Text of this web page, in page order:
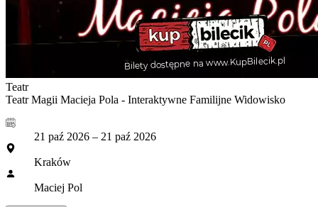
Teatr
Teatr Magii Macieja Pola - Interaktywne Familijne Widowisko
21 paź 2026 – 21 paź 2026
Kraków
Maciej Pol